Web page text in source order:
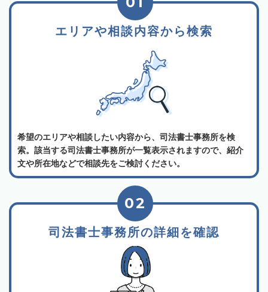
エリアや相談内容から検索
希望のエリアや相談したい内容から、司法書士事務所を検
索。該当する司法書士事務所が一覧表示されますので、紹介
文や所在地などで相談先をご検討ください。
司法書士事務所の詳細を確認
02